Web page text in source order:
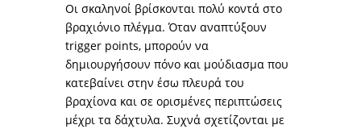
Οι σκαληνοί βρίσκονται πολύ κοντά στο
βραχιόνιο πλέγμα. Όταν αναπτύξουν
trigger points, μπορούν να
δημιουργήσουν πόνο και μούδιασμα που
κατεβαίνει στην έσω πλευρά του
βραχίονα και σε ορισμένες περιπτώσεις
μέχρι τα δάχτυλα. Συχνά σχετίζονται με